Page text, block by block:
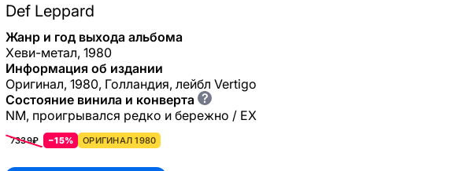
Def Leppard
Жанр и год выхода альбома
Хеви-метал, 1980
Информация об издании
Оригинал, 1980, Голландия, лейбл Vertigo
Состояние винила и конверта ?
NM, проигрывался редко и бережно / EX
7339₽ −15% ОРИГИНАЛ 1980